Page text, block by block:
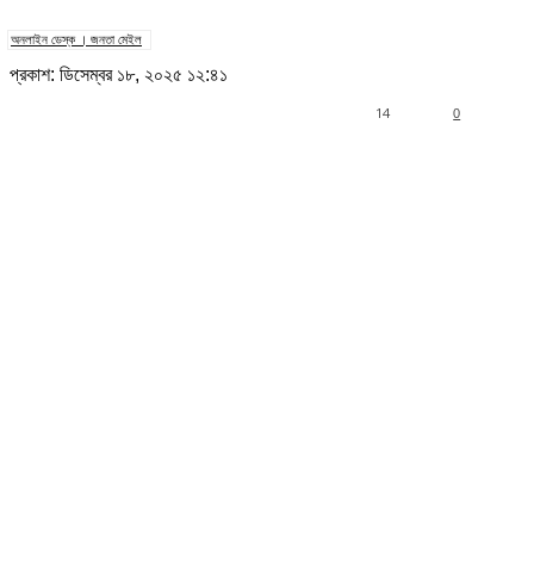
অনলাইন ডেস্ক । জনতা মেইল
প্রকাশ: ডিসেম্বর ১৮, ২০২৫ ১২:৪১
0
14